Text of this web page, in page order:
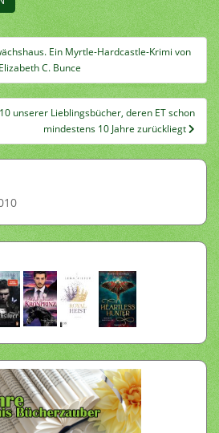
Ein Myrtle-Hardcastle-Krimi von
Elizabeth C. Bunce
unserer Lieblingsbücher, deren ET schon
mindestens 10 Jahre zurückliegt